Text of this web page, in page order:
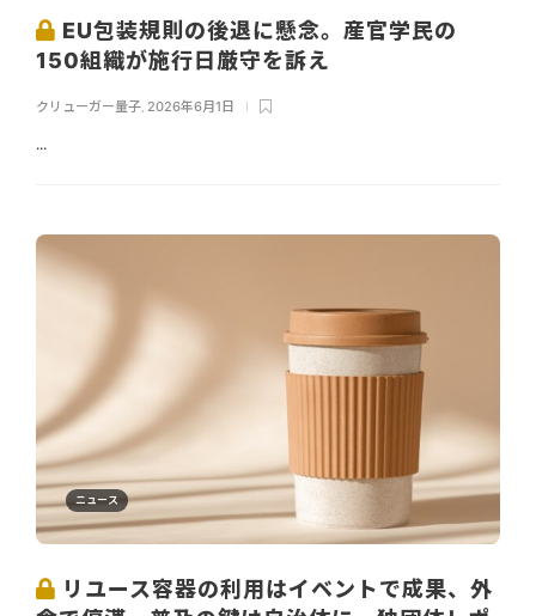
EU包装規則の後退に懸念。産官学民の
150組織が施行日厳守を訴え
クリューガー量子, 2026年6月1日
...
ニュース
リユース容器の利用はイベントで成果、外